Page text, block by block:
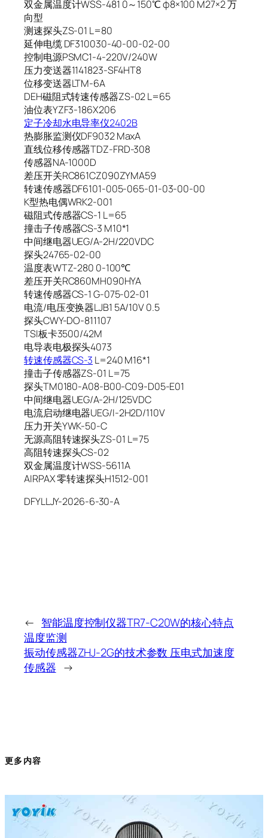
双金属温度计WSS-481 0～150℃ φ8×100 M27×2 万
向型
测速探头ZS-01 L=80
延伸电缆 DF310030-40-00-02-00
控制电源PSMC1-4-220V/240W
压力变送器1141823-SF4HT8
位移变送器LTM-6A
DEH磁阻式转速传感器ZS-02 L=65
油位表YZF3-186X206
定子冷却水电导率仪2402B
热膨胀监测仪DF9032 MaxA
直线位移传感器TDZ-FRD-308
传感器NA-1000D
差压开关RC861CZ090ZYMA59
转速传感器DF6101-005-065-01-03-00-00
K型热电偶WRK2-001
磁阻式传感器CS-1 L=65
撞击子传感器CS-3 M10*1
中间继电器UEG/A-2H/220VDC
探头24765-02-00
温度表WTZ-280 0-100℃
差压开关RC860MH090HYA
转速传感器CS-1 G-075-02-01
电流/电压变换器LJB1 5A/10V 0.5
探头CWY-DO-811107
TSI板卡3500/42M
电导表电极探头4073
转速传感器CS-3 L=240 M16*1
撞击子传感器ZS-01 L=75
探头TM0180-A08-B00-C09-D05-E01
中间继电器UEG/A-2H/125VDC
电流启动继电器UEG/I-2H2D/110V
压力开关YWK-50-C
无源高阻转速探头ZS-01 L=75
高阻转速探头CS-02
双金属温度计WSS-5611A
AIRPAX 零转速探头H1512-001
DFYLLJY-2026-6-30-A
← 智能温度控制仪器TR7-C20W的核心特点
温度监测
振动传感器ZHJ-2G的技术参数 压电式加速度
传感器 →
更多内容